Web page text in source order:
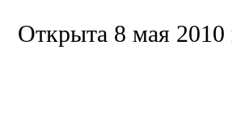
Открыта 8 мая 2010